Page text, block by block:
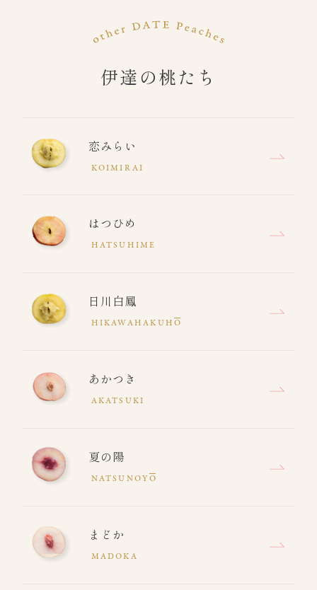
伊達の桃たち
恋みらい
KOIMIRAI
はつひめ
HATSUHIME
日川白鳳
HIKAWAHAKUHO
あかつき
AKATSUKI
夏の陽
NATSUNOYO
まどか
MADOKA